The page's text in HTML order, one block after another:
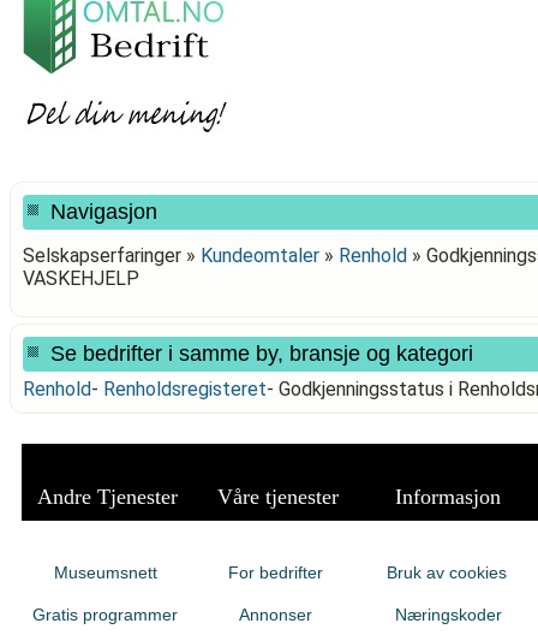
Navigasjon
Selskapserfaringer » Kundeomtaler » Renhold »
VASKEHJELP
Se bedrifter i samme by, bransje og kategori
Renhold- Renholdsregisteret- Godkjenningsstatus i
Andre Tjenester Våre tjenester Informasjon
Museumsnett
Gratis programmer
For bedrifter
Annonser
Bruk av cookies
Næringskoder